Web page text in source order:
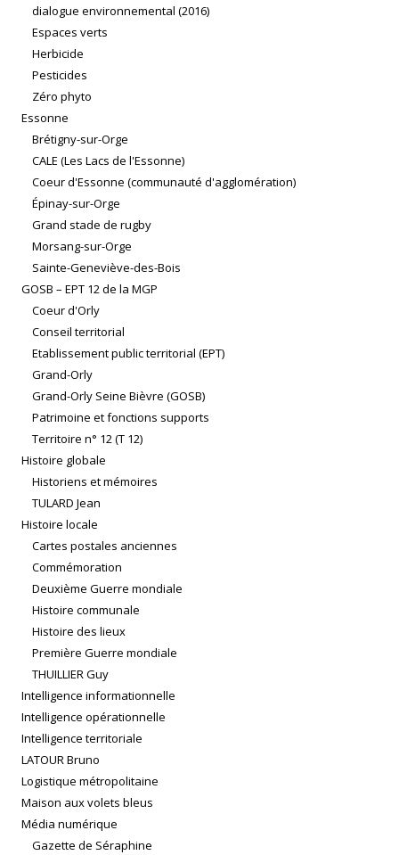
dialogue environnemental (2016)
Espaces verts
Herbicide
Pesticides
Zéro phyto
Essonne
Brétigny-sur-Orge
CALE (Les Lacs de l'Essonne)
Coeur d'Essonne (communauté d'agglomération)
Épinay-sur-Orge
Grand stade de rugby
Morsang-sur-Orge
Sainte-Geneviève-des-Bois
GOSB – EPT 12 de la MGP
Coeur d'Orly
Conseil territorial
Etablissement public territorial (EPT)
Grand-Orly
Grand-Orly Seine Bièvre (GOSB)
Patrimoine et fonctions supports
Territoire n° 12 (T 12)
Histoire globale
Historiens et mémoires
TULARD Jean
Histoire locale
Cartes postales anciennes
Commémoration
Deuxième Guerre mondiale
Histoire communale
Histoire des lieux
Première Guerre mondiale
THUILLIER Guy
Intelligence informationnelle
Intelligence opérationnelle
Intelligence territoriale
LATOUR Bruno
Logistique métropolitaine
Maison aux volets bleus
Média numérique
Gazette de Séraphine